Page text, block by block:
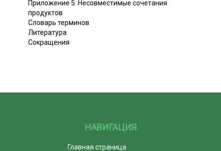
Приложение 5. Несовместимые сочетания
продуктов
Словарь терминов
Литература
Сокращения
НАВИГАЦИЯ
Главная страница